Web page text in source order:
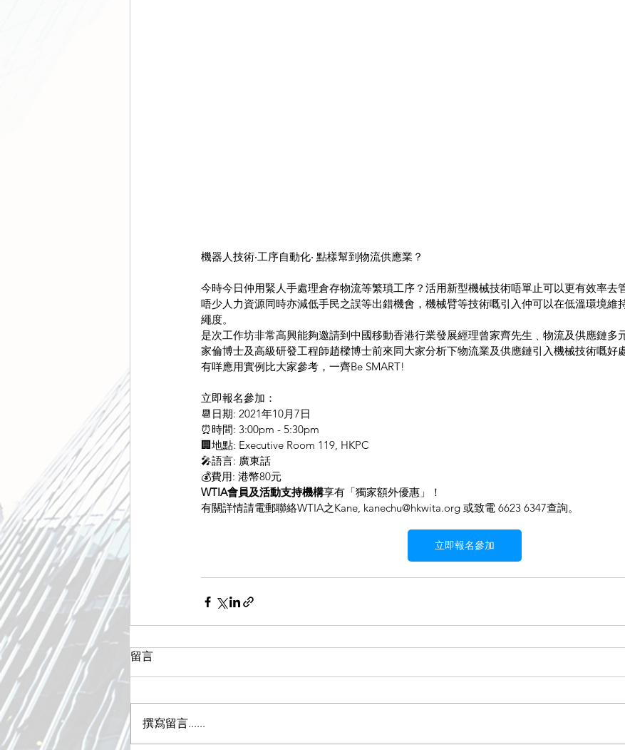
機器人技術‧工序自動化‧ 點樣幫到物流供應業？
今時今日仲用緊人手處理倉存物流等繁瑣工序？活用新型機械技術唔單止可以更有效率去
唔少人力資源同時亦減低手民之誤等出錯機會，機械臂等技術嘅引入仲可以在低溫環境維
繩度。
是次工作坊非常高興能夠邀請到中國移動香港行業發展經理曾家齊先生﹑物流及供應鏈多
家倫博士及高級研發工程師趙樑博士前來同大家分析下物流業及供應鏈引入機械技術嘅好
有咩應用實例比大家參考，一齊Be SMART!
立即報名參加：
📆日期: 2021年10月7日
⏰時間: 3:00pm - 5:30pm
🏢地點: Executive Room 119, HKPC
🎤語言: 廣東話
💰費用: 港幣80元
WTIA會員及活動支持機構享有「獨家額外優惠」！
有關詳情請電郵聯絡WTIA之Kane, kanechu@hkwita.org 或致電 6623 6347查詢。
立即報名參加
留言
撰寫留言......